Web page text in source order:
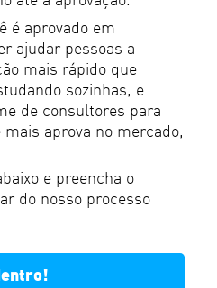
é aprovado em
ajudar pessoas a
mais rápido que
sozinhas, e
de consultores para
aprova no mercado,
e preencha o
do nosso processo